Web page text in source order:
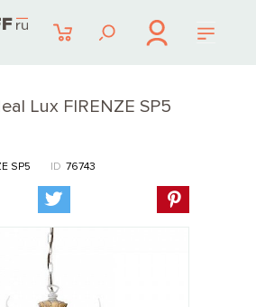
Lux FIRENZE SP5
SP5 ID 76743